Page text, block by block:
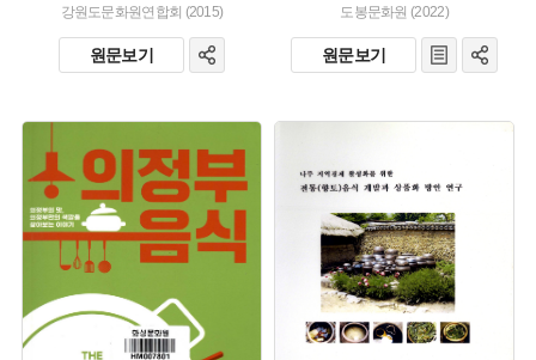
강원도문화원연합회 (2015)
원문보기
도봉문화원 (2022)
원문보기
유형 :
발행 :
생산 :
주제 :
유형 :
발행 :
생산 :